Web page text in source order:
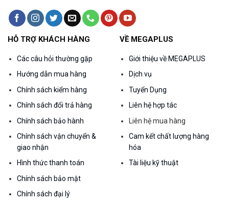
HỖ TRỢ KHÁCH HÀNG
Các câu hỏi thường gặp
Hướng dẫn mua hàng
Chính sách kiểm hàng
Chính sách đổi trả hàng
Chính sách bảo hành
Chính sách vận chuyển &
giao nhận
Hình thức thanh toán
Chính sách bảo mật
Chính sách đại lý
VỀ MEGAPLUS
Giới thiệu về MEGAPLUS
Dịch vụ
Tuyển Dụng
Liên hệ hợp tác
Liên hệ mua hàng
Cam kết chất lượng hàng
hóa
Tài liệu kỹ thuật